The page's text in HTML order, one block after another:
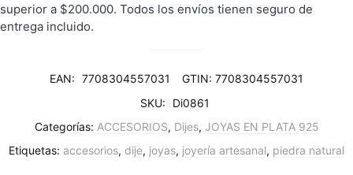
superior a $200.000. Todos los envíos tienen seguro de
entrega incluido.
EAN: 7708304557031
GTIN: 7708304557031
SKU:
Di0861
Categorías: ACCESORIOS, Dijes, JOYAS EN PLATA 925
Etiquetas: accesorios, dije, joyas, joyería artesanal, piedra natural